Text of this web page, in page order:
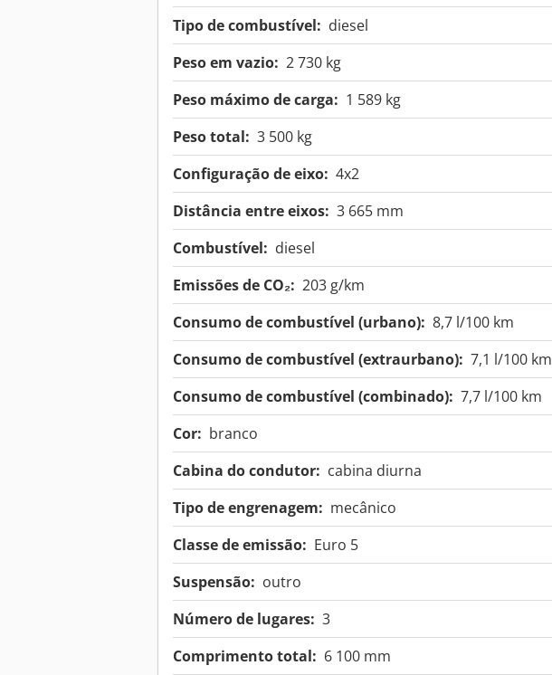
Tipo de combustível: diesel
Peso em vazio: 2 730 kg
Peso máximo de carga: 1 589 kg
Peso total: 3 500 kg
Configuração de eixo: 4x2
Distância entre eixos: 3 665 mm
Combustível: diesel
Emissões de CO₂: 203 g/km
Consumo de combustível (urbano): 8,7 l/100 km
Consumo de combustível (extraurbano): 7,1 l/100 km
Consumo de combustível (combinado): 7,7 l/100 km
Cor: branco
Cabina do condutor: cabina diurna
Tipo de engrenagem: mecânico
Classe de emissão: Euro 5
Suspensão: outro
Número de lugares: 3
Comprimento total: 6 100 mm